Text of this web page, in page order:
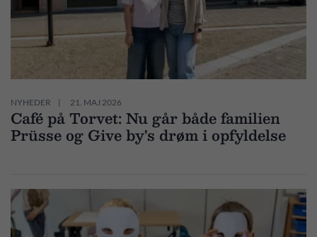
NYHEDER 21. MAJ 2026
Café på Torvet: Nu går både familien
Prüsse og Give by's drøm i opfyldelse